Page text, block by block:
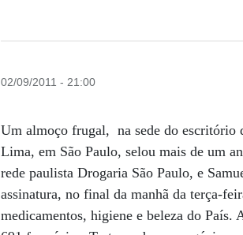
02/09/2011 - 21:00
Um almoço frugal, na sede do escritório
Lima, em São Paulo, selou mais de um
rede paulista Drogaria São Paulo, e
assinatura, no final da manhã da terça-
medicamentos, higiene e beleza do País.